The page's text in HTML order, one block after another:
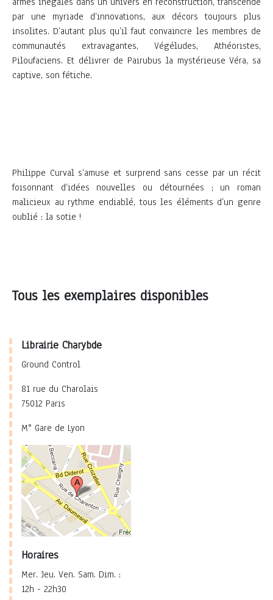
par une myriade d’innovations, aux décors toujours plus
insolites. D’autant plus qu’il faut convaincre les membres de
communautés extravagantes, Végéludes, Athéoristes,
Piloufaciens. Et délivrer de Pairubus la mystérieuse Véra, sa
captive, son fétiche.
Philippe Curval s’amuse et surprend sans cesse par un récit
foisonnant d’idées nouvelles ou détournées ; un roman
malicieux au rythme endiablé, tous les éléments d’un genre
oublié : la sotie !
Tous les exemplaires disponibles
Librairie Charybde
Ground Control
81 rue du Charolais
75012 Paris
M° Gare de Lyon
Horaires
Mer. Jeu. Ven. Sam. Dim. :
12h - 22h30